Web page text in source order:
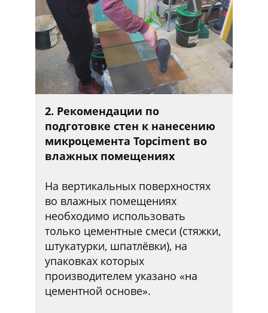
2. Рекомендации по
подготовке стен к нанесению
микроцемента Topciment во
влажных помещениях
На вертикальных поверхностях
во влажных помещениях
необходимо использовать
только цементные смеси (стяжки,
штукатурки, шпатлёвки), на
упаковках которых
производителем указано «на
цементной основе».